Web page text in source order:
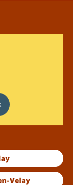
Velay